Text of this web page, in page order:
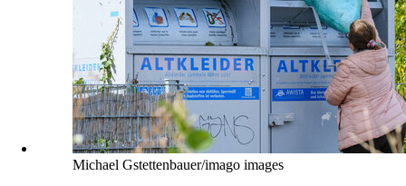
Michael Gstettenbauer/imago images